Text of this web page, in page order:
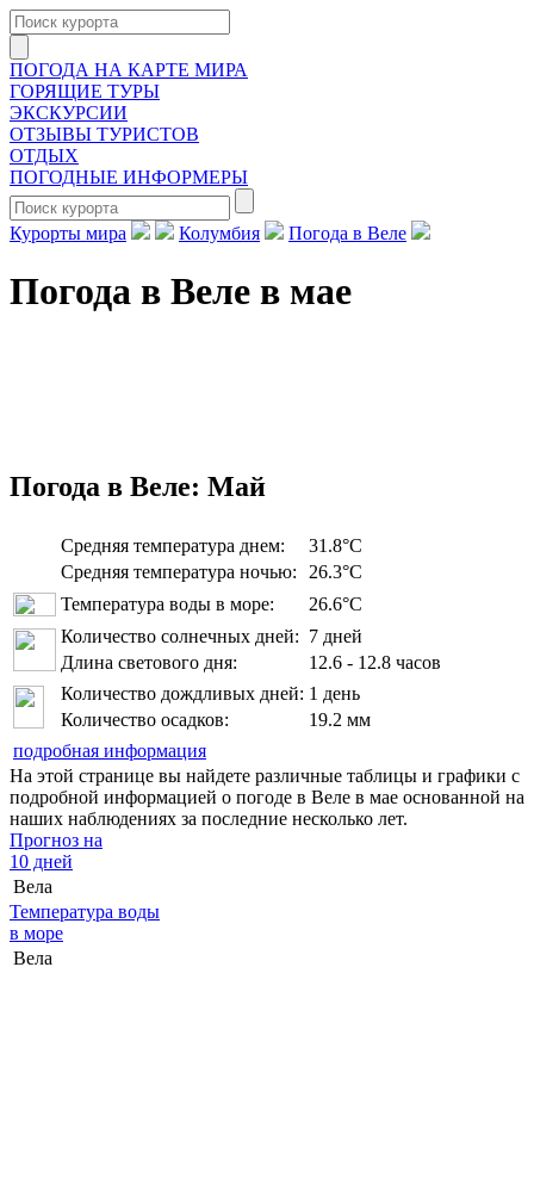
ПОГОДА НА КАРТЕ МИРА
ГОРЯЩИЕ ТУРЫ
ЭКСКУРСИИ
ОТЗЫВЫ ТУРИСТОВ
ОТДЫХ
ПОГОДНЫЕ ИНФОРМЕРЫ
Курорты мира Колумбия Погода в Веле
Погода в Веле в мае
Погода в Веле: Май
Средняя температура днем:
31.8°C
Средняя температура ночью:
26.3°C
Температура воды в море:
26.6°C
Количество солнечных дней: 7 дней
Длина светового дня:
12.6 - 12.8 часов
Количество дождливых дней: 1 день
Количество осадков:
19.2 мм
подробная информация
На этой странице вы найдете различные таблицы и графики с
подробной информацией о погоде в Веле в мае основанной на
наших наблюдениях за последние несколько лет.
Прогноз на
10 дней
Вела
Температура воды
в море
Вела